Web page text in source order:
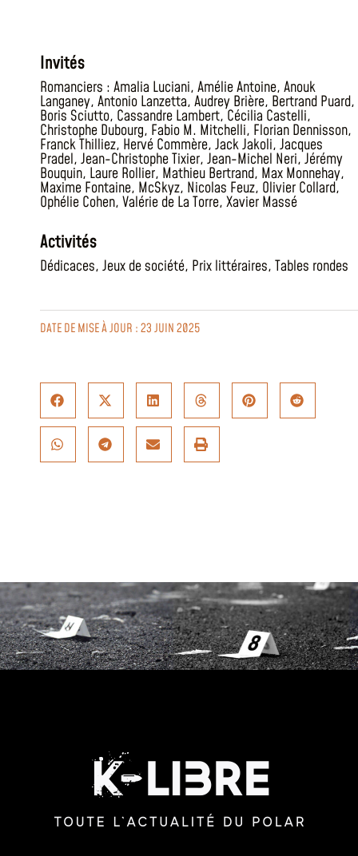
Invités
Romanciers : Amalia Luciani, Amélie Antoine, Anouk
Langaney, Antonio Lanzetta, Audrey Brière, Bertrand Puard,
Boris Sciutto, Cassandre Lambert,Cécilia Castelli,
Christophe Dubourg, Fabio M. Mitchelli, Florian Dennisson,
Franck Thilliez, Hervé Commère, Jack Jakoli, Jacques
Pradel, Jean-Christophe Tixier, Jean-Michel Neri,Jérémy
Bouquin, Laure Rollier, Mathieu Bertrand, Max Monnehay,
Maxime Fontaine, McSkyz, Nicolas Feuz, Olivier Collard,
Ophélie Cohen, Valérie de La Torre, Xavier Massé
Activités
Dédicaces, Jeux de société, Prix littéraires, Tables rondes
DATE DE MISE À JOUR : 23 JUIN 2025